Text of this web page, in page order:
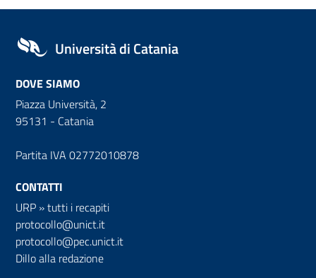
Università di Catania
DOVE SIAMO
Piazza Università, 2
95131 - Catania
Partita IVA 02772010878
CONTATTI
URP »tutti i recapiti
protocollo@unict.it
protocollo@pec.unict.it
Dillo alla redazione